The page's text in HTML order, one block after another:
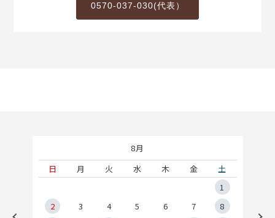
0570-037-030(代表）
8月
日
月 火 水 木 金
土
1
2
3 4 5 6 7
8